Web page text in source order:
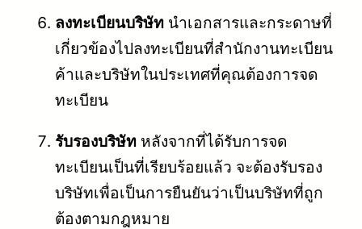
ลงทะเบียนบริษัท นำเอกสารและกระดาษที่
เกี่ยวข้องไปลงทะเบียนที่สำนักงานทะเบียน
ค้าและบริษัทในประเทศที่คุณต้องการจด
ทะเบียน
รับรองบริษัท หลังจากที่ได้รับการจด
ทะเบียนเป็นที่เรียบร้อยแล้ว จะต้องรับรอง
บริษัทเพื่อเป็นการยืนยันว่าเป็นบริษัทที่ถูก
ต้องตามกฎหมาย